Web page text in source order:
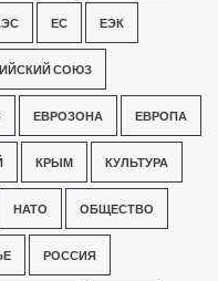
ЕС ЕЭК
СОЮЗ
ЕВРОЗОНА ЕВРОПА
КРЫМ КУЛЬТУРА
НАТО ОБЩЕСТВО
РОССИЯ